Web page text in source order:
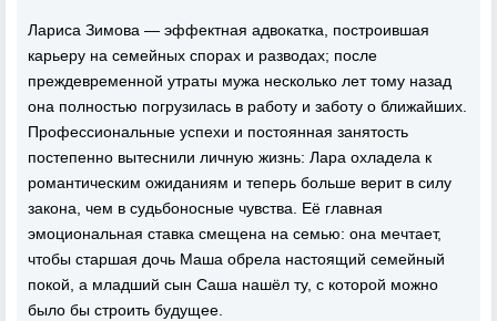
Лариса Зимова — эффектная адвокатка, построившая
карьеру на семейных спорах и разводах; после
преждевременной утраты мужа несколько лет тому назад
она полностью погрузилась в работу и заботу о ближайших.
Профессиональные успехи и постоянная занятость
постепенно вытеснили личную жизнь: Лара охладела к
романтическим ожиданиям и теперь больше верит в силу
закона, чем в судьбоносные чувства. Её главная
эмоциональная ставка смещена на семью: она мечтает,
чтобы старшая дочь Маша обрела настоящий семейный
покой, а младший сын Саша нашёл ту, с которой можно
было бы строить будущее.